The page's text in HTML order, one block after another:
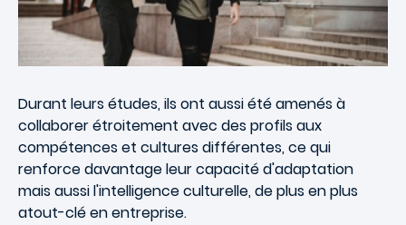
Durant leurs études, ils ont aussi été amenés à
collaborer étroitement avec des profils aux
compétences et cultures différentes, ce qui
renforce davantage leur capacité d'adaptation
mais aussi l'intelligence culturelle, de plus en plus
atout-clé en entreprise.